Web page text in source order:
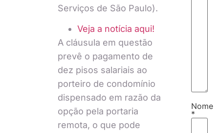
Serviços de São Paulo).
Veja a notícia aqui!
A cláusula em questão
prevê o pagamento de
dez pisos salariais ao
porteiro de condomínio
dispensado em razão da
opção pela portaria
remota, o que pode
Nome
*